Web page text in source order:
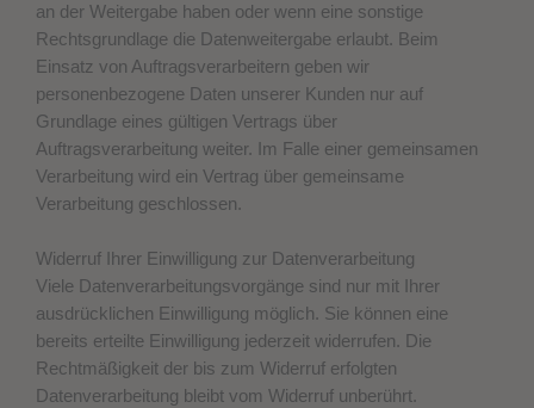
an der Weitergabe haben oder wenn eine sonstige
Rechtsgrundlage die Datenweitergabe erlaubt. Beim
Einsatz von Auftragsverarbeitern geben wir
personenbezogene Daten unserer Kunden nur auf
Grundlage eines gültigen Vertrags über
Auftragsverarbeitung weiter. Im Falle einer gemeinsamen
Verarbeitung wird ein Vertrag über gemeinsame
Verarbeitung geschlossen.
Widerruf Ihrer Einwilligung zur Datenverarbeitung
Viele Datenverarbeitungsvorgänge sind nur mit Ihrer
ausdrücklichen Einwilligung möglich. Sie können eine
bereits erteilte Einwilligung jederzeit widerrufen. Die
Rechtmäßigkeit der bis zum Widerruf erfolgten
Datenverarbeitung bleibt vom Widerruf unberührt.